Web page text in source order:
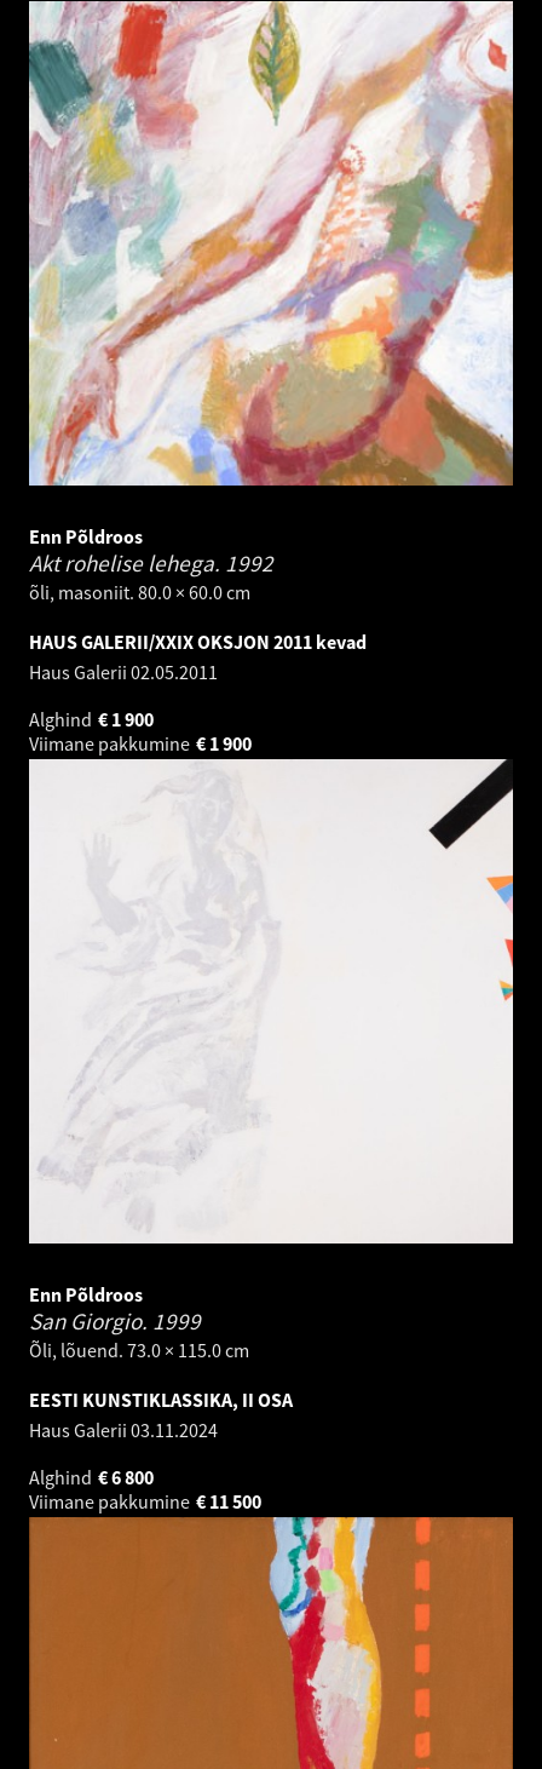
Enn Põldroos
Akt rohelise lehega. 1992
õli, masoniit. 80.0 × 60.0 cm
HAUS GALERII/XXIX OKSJON 2011 kevad
Haus Galerii 02.05.2011
Alghind
1 900
€
Viimane pakkumine
1 900
€
Enn Põldroos
San Giorgio. 1999
Õli, lõuend. 73.0 × 115.0 cm
EESTI KUNSTIKLASSIKA, II OSA
Haus Galerii 03.11.2024
Alghind
6 800
€
Viimane pakkumine
11 500
€